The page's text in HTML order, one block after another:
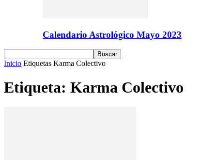
Calendario Astrológico Mayo 2023
Inicio Etiquetas Karma Colectivo
Etiqueta: Karma Colectivo